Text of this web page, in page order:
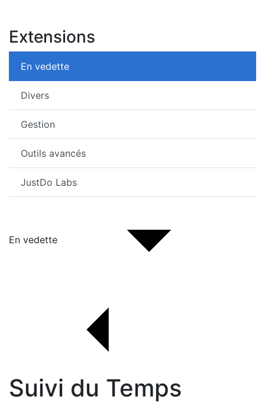
Extensions
En vedette
Divers
Gestion
Outils avancés
JustDo Labs
En vedette
Suivi du Temps